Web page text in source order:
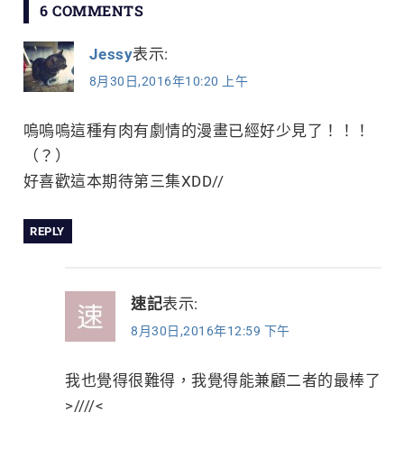
導
覽
6 COMMENTS
Jessy表示:
8月30日,2016年10:20 上午
嗚嗚嗚這種有肉有劇情的漫畫已經好少見了！！！
（？）
好喜歡這本期待第三集XDD//
REPLY
速記表示:
8月30日,2016年12:59 下午
我也覺得很難得，我覺得能兼顧二者的最棒了
>////<